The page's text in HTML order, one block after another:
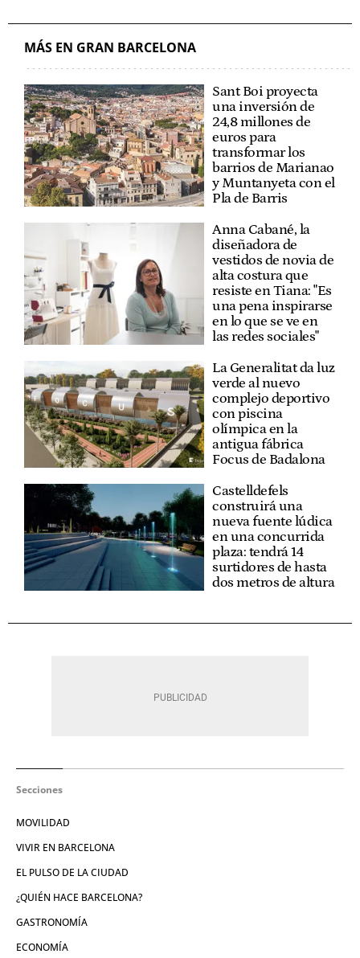
MÁS EN GRAN BARCELONA
Sant Boi proyecta
una inversión de
24,8 millones de
euros para
transformar los
barrios de Marianao
y Muntanyeta con el
Pla de Barris
Anna Cabané, la
diseñadora de
vestidos de novia de
alta costura que
resiste en Tiana: "Es
una pena inspirarse
en lo que se ve en
las redes sociales"
La Generalitat da luz
verde al nuevo
complejo deportivo
con piscina
olímpica en la
antigua fábrica
Focus de Badalona
Castelldefels
construirá una
nueva fuente lúdica
en una concurrida
plaza: tendrá 14
surtidores de hasta
dos metros de altura
Secciones
MOVILIDAD
VIVIR EN BARCELONA
EL PULSO DE LA CIUDAD
¿QUIÉN HACE BARCELONA?
GASTRONOMÍA
ECONOMÍA